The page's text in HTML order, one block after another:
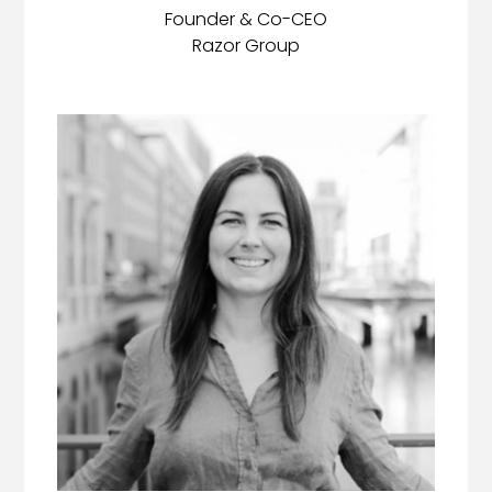
Founder & Co-CEO
Razor Group